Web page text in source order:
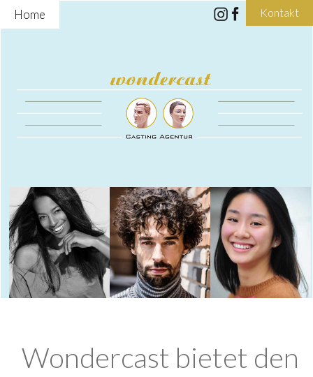
Home Kontakt
Wondercast bietet den